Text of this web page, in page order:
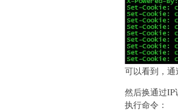
可以看到，通
然后换通过IP
执行命令：